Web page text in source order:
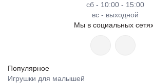
сб - 10:00 - 15:00
вс - выходной
Мы в социальных
Популярное
Игрушки для малышей